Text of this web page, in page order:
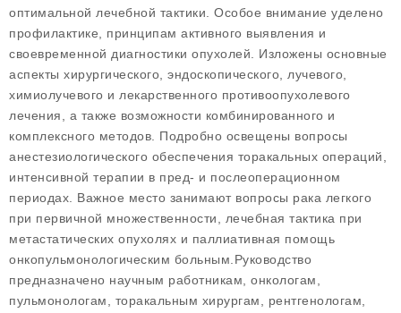
оптимальной лечебной тактики. Особое внимание уделено
профилактике, принципам активного выявления и
своевременной диагностики опухолей. Изложены основные
аспекты хирургического, эндоскопического, лучевого,
химиолучевого и лекарственного противоопухолевого
лечения, а также возможности комбинированного и
комплексного методов. Подробно освещены вопросы
анестезиологического обеспечения торакальных операций,
интенсивной терапии в пред- и послеоперационном
периодах. Важное место занимают вопросы рака легкого
при первичной множественности, лечебная тактика при
метастатических опухолях и паллиативная помощь
онкопульмонологическим больным.Руководство
предназначено научным работникам, онкологам,
пульмонологам, торакальным хирургам, рентгенологам,